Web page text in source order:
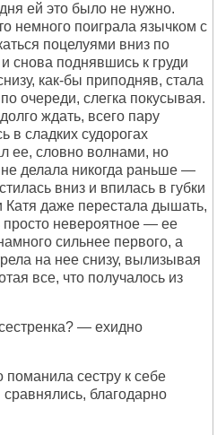
ей это было не нужно.
немного поиграла язычком с
поцелуями вниз по
снова поднявшись к груди
как-бы приподняв, стала
очереди, слегка покусывая.
ждать, всего пару
в сладких судорогах
ее, словно волнами, но
не делала никогда раньше —
вниз и впилась в губки
Катя даже перестала дышать,
просто невероятное — ее
сильнее первого, а
на нее снизу, вылизывая
все, что получалось из
— ехидно
поманила сестру к себе
сравнялись, благодарно